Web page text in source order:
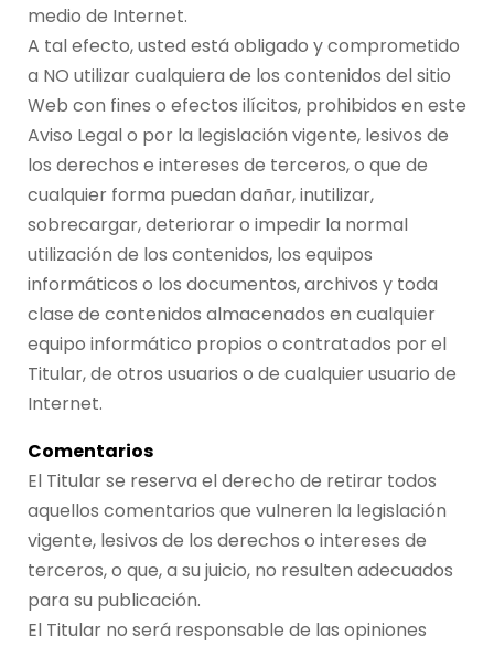
medio de Internet.
A tal efecto, usted está obligado y comprometido
a NO utilizar cualquiera de los contenidos del sitio
Web con fines o efectos ilícitos, prohibidos en este
Aviso Legal o por la legislación vigente, lesivos de
los derechos e intereses de terceros, o que de
cualquier forma puedan dañar, inutilizar,
sobrecargar, deteriorar o impedir la normal
utilización de los contenidos, los equipos
informáticos o los documentos, archivos y toda
clase de contenidos almacenados en cualquier
equipo informático propios o contratados por el
Titular, de otros usuarios o de cualquier usuario de
Internet.
Comentarios
El Titular se reserva el derecho de retirar todos
aquellos comentarios que vulneren la legislación
vigente, lesivos de los derechos o intereses de
terceros, o que, a su juicio, no resulten adecuados
para su publicación.
El Titular no será responsable de las opiniones